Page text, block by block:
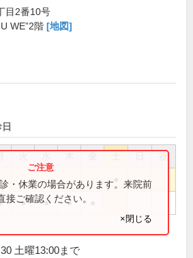
目2番10号
WE”2階 [地図]
祝
● ● ●
・休業の場合があります。来院前
接ご確認ください。
×閉じる
土曜13:00まで